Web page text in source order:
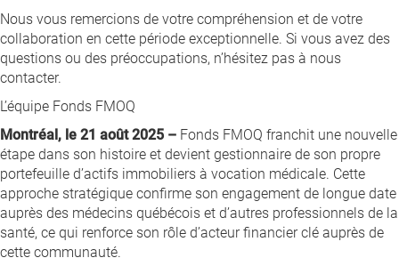
Nous vous remercions de votre compréhension et de votre
collaboration en cette période exceptionnelle. Si vous avez des
questions ou des préoccupations, n’hésitez pas à nous
contacter.
L’équipe Fonds FMOQ
Montréal, le 21 août 2025 – Fonds FMOQ franchit une nouvelle
étape dans son histoire et devient gestionnaire de son propre
portefeuille d’actifs immobiliers à vocation médicale. Cette
approche stratégique confirme son engagement de longue date
auprès des médecins québécois et d’autres professionnels de la
santé, ce qui renforce son rôle d’acteur financier clé auprès de
cette communauté.